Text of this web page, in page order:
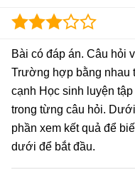
Bài có đáp án. Câu hỏi
Trường hợp bằng nhau
cạnh Học sinh luyện
trong từng câu hỏi.
phần xem kết quả để
dưới để bắt đầu.